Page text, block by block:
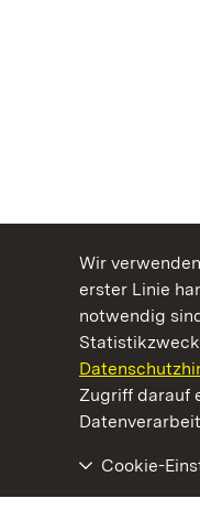
Wir
erster Linie
notwendig
Zugriff darauf
Cookie-
Kommen.